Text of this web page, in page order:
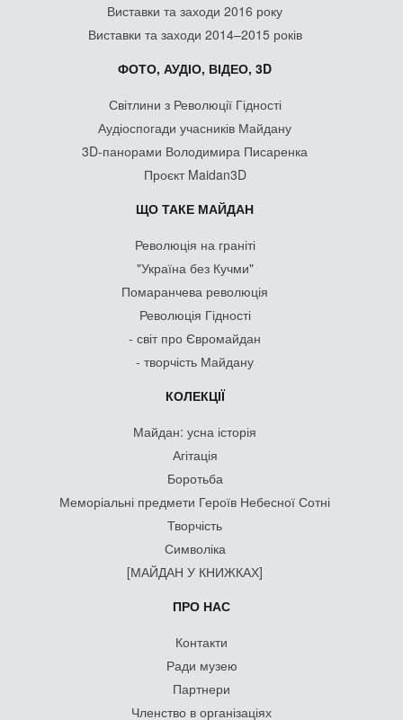
Виставки та заходи 2016 року
Виставки та заходи 2014–2015 років
ФОТО, АУДІО, ВІДЕО, 3D
Світлини з Революції Гідності
Аудіоспогади учасників Майдану
3D-панорами Володимира Писаренка
Проєкт Maidan3D
ЩО ТАКЕ МАЙДАН
Революція на граніті
"Україна без Кучми"
Помаранчева революція
Революція Гідності
- світ про Євромайдан
- творчість Майдану
КОЛЕКЦІЇ
Майдан: усна історія
Агітація
Боротьба
Меморіальні предмети Героїв Небесної Сотні
Творчість
Символіка
[МАЙДАН У КНИЖКАХ]
ПРО НАС
Контакти
Ради музею
Партнери
Членство в організаціях